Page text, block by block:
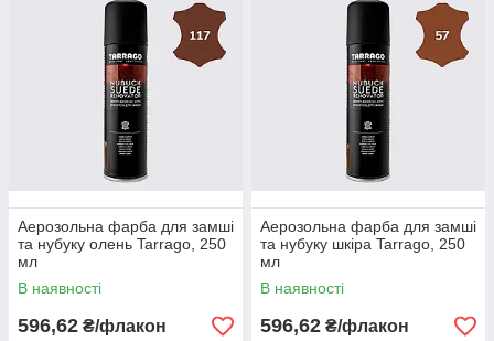
Аерозольна фарба для замші
та нубуку олень Tarrago, 250
мл
В наявності
596,62 ₴/флакон
Аерозольна фарба для замші
та нубуку шкіра Tarrago, 250
мл
В наявності
596,62 ₴/флакон